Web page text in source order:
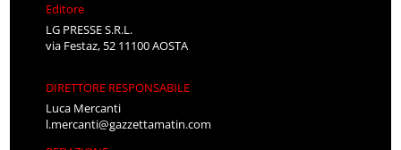
Editore
LG PRESSE S.R.L.
via Festaz, 52 11100 AOSTA
DIRETTORE RESPONSABILE
Luca Mercanti
l.mercanti@gazzettamatin.com